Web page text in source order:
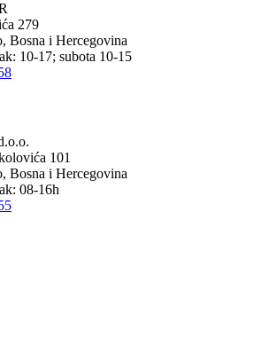
279
Bosna i Hercegovina
10-17; subota 10-15
101
Bosna i Hercegovina
08-16h